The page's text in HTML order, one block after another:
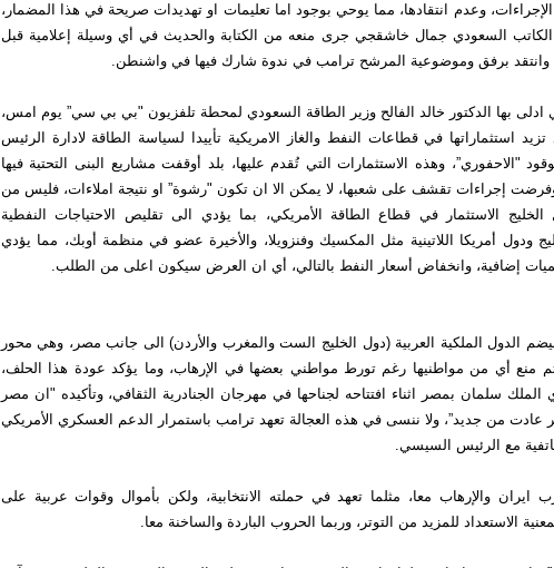
وعدم انتقادها، مما يوحي بوجود اما تعليمات او تهديدات صريحة في هذا المضمار،
الكاتب السعودي جمال خاشقجي جرى منعه من الكتابة والحديث في أي وسيلة إعلامية قبل
وانتقد برفق وموضوعية المرشح ترامب في ندوة شارك فيها في واشنطن.
ادلى بها الدكتور خالد الفالح وزير الطاقة السعودي لمحطة تلفزيون "بي بي سي” يوم امس،
استثماراتها في قطاعات النفط والغاز الامريكية تأييدا لسياسة الطاقة لادارة الرئيس
"الاحفوري”، وهذه الاستثمارات التي تُقدم عليها، بلد أوقفت مشاريع البنى التحتية فيها
وفرضت إجراءات تقشف على شعبها، لا يمكن الا ان تكون "رشوة” او نتيجة املاءات، فليس من
الاستثمار في قطاع الطاقة الأمريكي، بما يؤدي الى تقليص الاحتياجات النفطية
ودول أمريكا اللاتينية مثل المكسيك وفنزويلا، والأخيرة عضو في منظمة أوبك، مما يؤدي
إضافية، وانخفاض أسعار النفط بالتالي، أي ان العرض سيكون اعلى من الطلب.
الدول الملكية العربية (دول الخليج الست والمغرب والأردن) الى جانب مصر، وهي محور
منع أي من مواطنيها رغم تورط مواطني بعضها في الإرهاب، وما يؤكد عودة هذا الحلف،
سلمان بمصر اثناء افتتاحه لجناحها في مهرجان الجنادرية الثقافي، وتأكيده "ان مصر
من جديد”، ولا ننسى في هذه العجالة تعهد ترامب باستمرار الدعم العسكري الأمريكي
مع الرئيس السيسي.
ايران والإرهاب معا، مثلما تعهد في حملته الانتخابية، ولكن بأموال وقوات عربية على
الاستعداد للمزيد من التوتر، وربما الحروب الباردة والساخنة معا.